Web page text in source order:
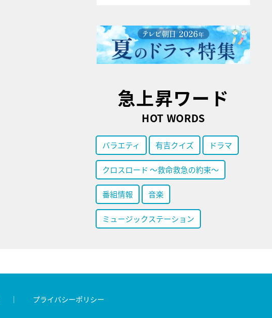
急上昇ワード
HOT WORDS
バラエティ 有吉クイズ ドラマ
クロスロード ～救命救急の約束～
番組情報 音楽
ミュージックステーション
プライバシーポリシー